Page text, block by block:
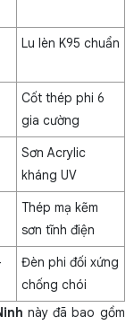
Lu lèn K95 chuẩn
Cốt thép phi 6
gia cường
Sơn Acrylic
kháng UV
Thép mạ kẽm
sơn tĩnh điện
Đèn phi đối xứng
chống chói
này đã bao gồm